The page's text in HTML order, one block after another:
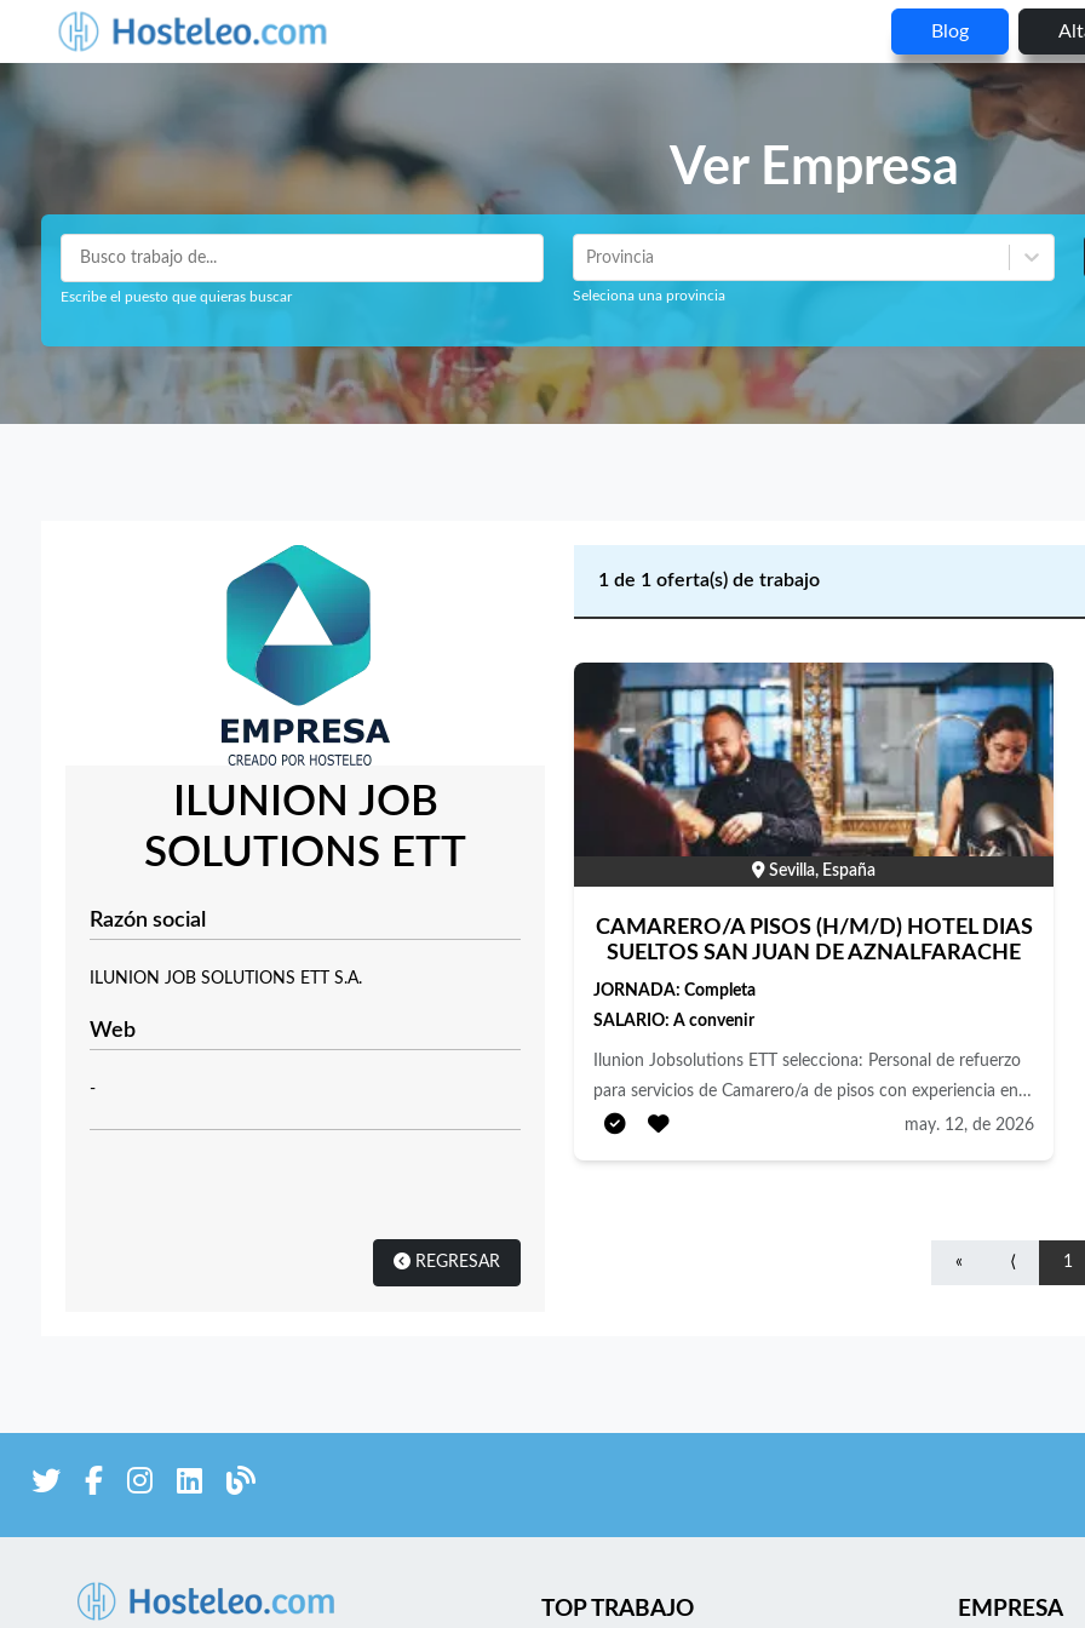
Blog
Ver Empresa
Escribe el puesto que quieras buscar
Provincia
Seleciona una provincia
ILUNION JOB
SOLUTIONS ETT
Razón social
ILUNION JOB SOLUTIONS ETT S.A.
Web
-
REGRESAR
1 de 1 oferta(s) de trabajo
Sevilla, España
CAMARERO/A PISOS (H/M/D) HOTEL DIAS
SUELTOS SAN JUAN DE AZNALFARACHE
JORNADA: Completa
SALARIO: A convenir
Ilunion Jobsolutions ETT selecciona: Personal de refuerzo
para servicios de Camarero/a de pisos con experiencia en
LIMPIEZA DE HABITACIONES Y ZONAS COMUNES DE
Posibilidad de desplazamiento al centro de trabajo. - Perfil
may. 12, de 2026
« ⟨ 1
TOP TRABAJO EMPRESA